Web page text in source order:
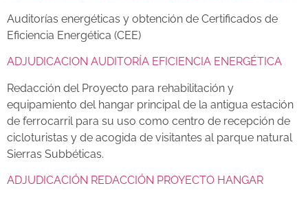
Auditorías energéticas y obtención de Certificados de
Eficiencia Energética (CEE)
ADJUDICACION AUDITORÍA EFICIENCIA ENERGÉTICA
Redacción del Proyecto para rehabilitación y
equipamiento del hangar principal de la antigua estación
de ferrocarril para su uso como centro de recepción de
cicloturistas y de acogida de visitantes al parque natural
Sierras Subbéticas.
ADJUDICACIÓN REDACCIÓN PROYECTO HANGAR